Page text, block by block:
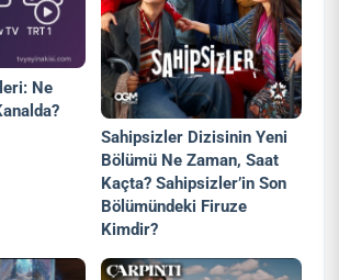
Ne
Sahipsizler Dizisinin Yeni
Bölümü Ne Zaman, Saat
Kaçta? Sahipsizler’in Son
Bölümündeki Firuze
Kimdir?